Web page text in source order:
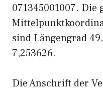
071345001007. Die
sind Längengrad
7,253626.
Die Anschrift der